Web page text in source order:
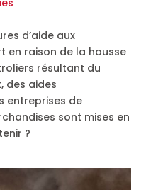
d’aide aux
en raison de la hausse
résultant du
des aides
entreprises de
sont mises en
?